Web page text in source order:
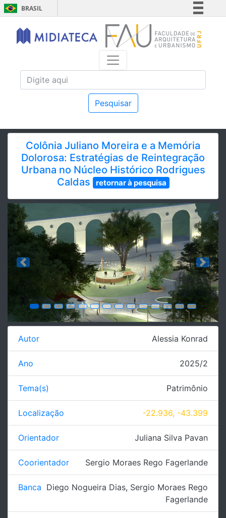
BRASIL
Simplifique!
Comunica BR
Acesso à informação
Pesquisar
Colônia Juliano Moreira e a Memória
Dolorosa: Estratégias de Reintegração
Urbana no Núcleo Histórico Rodrigues
Caldas
retornar à pesquisa
Previous Next
Autor Alessia Konrad
Ano 2025/2
Tema(s) Patrimônio
Localização -22.936, -43.399
Orientador Juliana Silva Pavan
Coorientador Sergio Moraes Rego Fagerlande
Banca Diego Nogueira Dias, Sergio Moraes Rego
Fagerlande